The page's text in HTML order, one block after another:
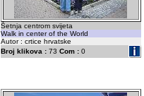
Šetnja centrom svijeta
Walk in center of the World
Autor : crtice hrvatske
Broj klikova :73 Com :0